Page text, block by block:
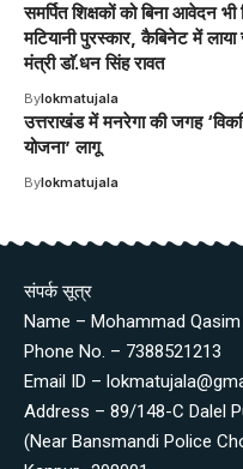
समर्पित शिक्षकों को बिना आवेदन
मटियानी पुरस्कार, कैबिनेट में लाया
मंत्री डाॅ.धन सिंह रावत
Bylokmatujala
उत्तराखंड में मनरेगा की जगह
योजना’ लागू
Bylokmatujala
संपर्क सूत्र
Name – Mohammad Qasim
Phone No. – 7388521213
Email ID –
Address – 89/148-C Dalel
(Near Bansmandi Police